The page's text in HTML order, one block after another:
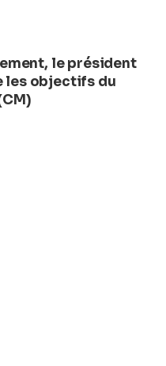
le président
les objectifs du